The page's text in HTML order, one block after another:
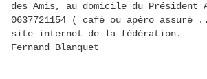
des Amis, au domicile du Président
0637721154 ( café ou apéro
site internet de la fédération.
Fernand Blanquet